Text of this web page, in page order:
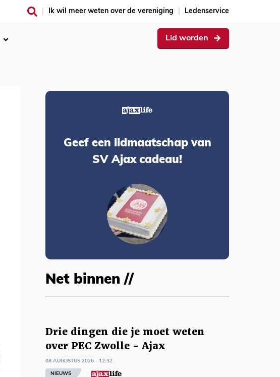
Ik wil meer weten over de vereniging Ledenservice
Lid worden
Geef een lidmaatschap van
SV Ajax cadeau!
Net binnen //
Drie dingen die je moet weten
over PEC Zwolle - Ajax
08 AUGUSTUS 2026 - 12:32
NIEUWS